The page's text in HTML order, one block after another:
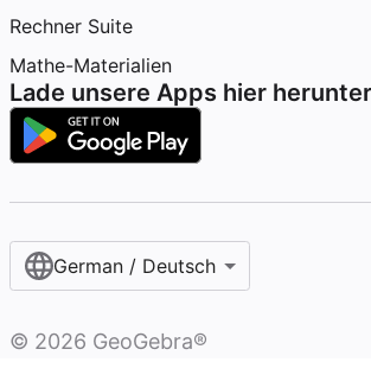
Rechner Suite
Mathe-Materialien
Lade unsere Apps hier
German / Deutsch
© 2026 GeoGebra®